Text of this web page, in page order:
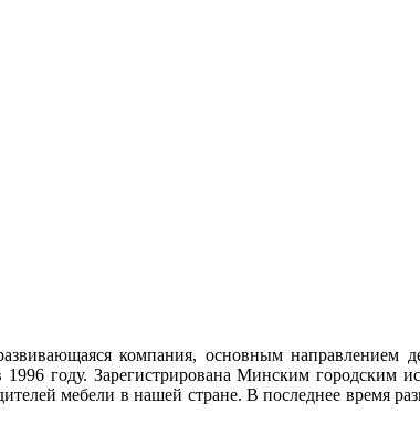
компания, основным направлением
году. Зарегистрирована Минским
мебели в нашей стране. В последнее время